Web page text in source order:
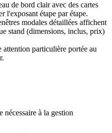
de bord clair avec des cartes
l'exposant étape par étape.
modales détaillées affichent
stand (dimensions, inclus, prix)
attention particulière portée au
nécessaire à la gestion